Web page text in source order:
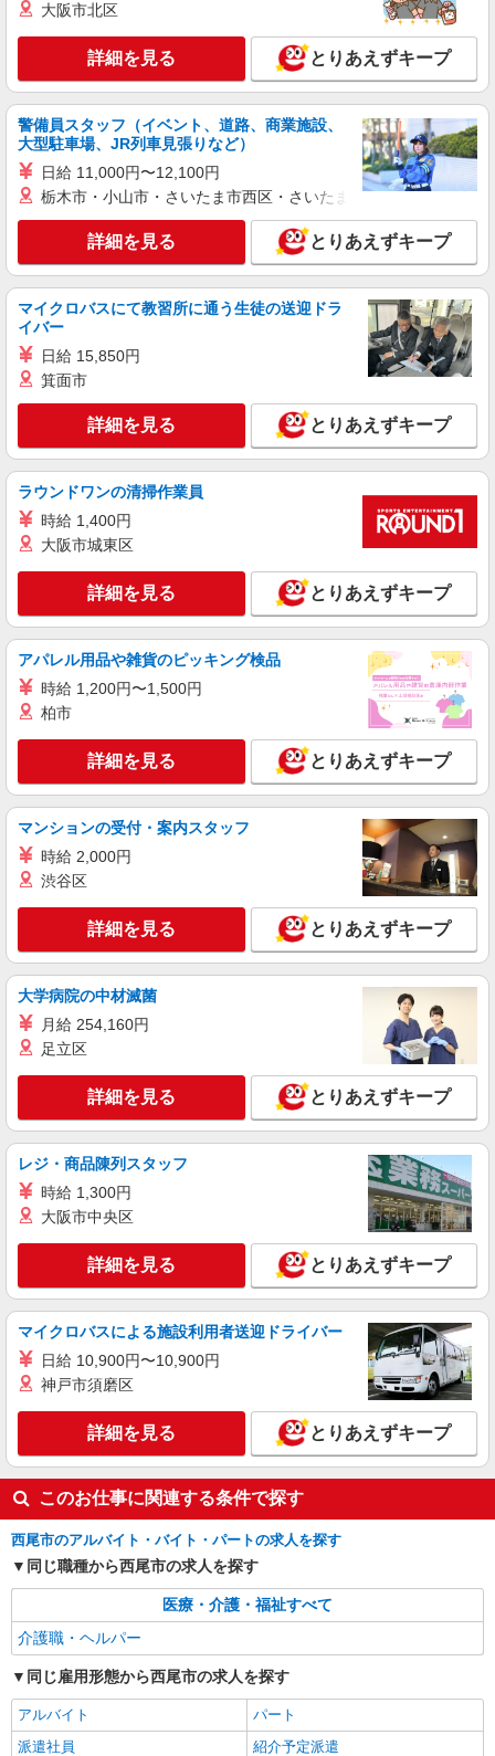
円〜 ◆初任者研修・経験者：時給1,500円〜 ◆介
護福祉士：時給1,600円〜 ※経験者は3ヶ月以上 ※
給与幅は経験・能力による ★週払いOK（規定あ
愛知県西尾市 【最寄駅】豊橋鉄道東田本線
「競輪場前」駅 ★勤務地は3000ヶ所以上★ 自宅
から通いやすいエリアなど、お好きな勤務地をお
選び下さい！！
キープ 詳細を見る
アルバイト パート 派遣社員 紹介予定派遣
日研トータルソーシング株式会社 メディカルケア事業部/知立オフィ
ス
未経験・無資格OKの介護スタッフ
時給1,350円〜1,600円 ★週払いOK（規定あ
り） ※給与幅は経験・能力による
愛知県西尾市 【最寄駅】豊橋鉄道渥美線「芦
原」駅 ★勤務地は3000ヶ所以上★ 自宅から通い
やすいエリアなど、お好きな勤務地をお選び下さ
キープ 詳細を見る
派遣社員
株式会社kotrio /●NG-H-2030728
毎日通うのが楽しみになる＊ホテルのような美
しいサ高住のSTAFF
時給1500円〜2125円 ＜日払い有/週払い有/交
キープ 詳細を見る
日研トータルソーシング株式会社 メディカルケア事業部/知立オフィ
ス
未経験・無資格OKの介護スタッフ
時給1,350円〜1,600円 ★週払いOK（規定あ
り） ※給与幅は経験・能力による
愛知県西尾市 【最寄駅】豊橋鉄道東田本線
「東八町」駅 ★勤務地は3000ヶ所以上★ 自宅か
ら通いやすいエリアなど、お好きな勤務地をお選
キープ 詳細を見る
アルバイト パート 派遣社員 紹介予定派遣
日研トータルソーシング株式会社 メディカルケア事業部/知立オフィ
ス
未経験・無資格OKの介護スタッフ
時給1,350円〜1,600円 ★週払いOK（規定あ
愛知県西尾市 【最寄駅】豊橋鉄道東田本線
から通いやすいエリアなど、お好きな勤務地をお
選び下さい！！
キープ 詳細を見る
アルバイト パート 派遣社員
日研トータルソーシング株式会社 メディカルケア事業部/知立オフィ
ス
未経験・無資格OKの介護スタッフ
時給1,350円〜1,600円 ★週払いOK（規定あ
り） ※給与幅は経験・能力による
愛知県西尾市 【最寄駅】豊橋鉄道渥美線「向
ケ丘」駅 ★勤務地は3000ヶ所以上★ 自宅から通
いやすいエリアなど、お好きな勤務地をお選び下
さい！！
キープ 詳細を見る
株式会社kotrio /●NG-H-1992512
[ 高収入 ]西尾駅近く【日収1.2万円】生活支援
員さん大募集！
時給1500円〜2125円 ＜日払い有/週払い有/交
通費全支給(ガソリン代含む)＞
西尾市
キープ 詳細を見る
アルバイト パート 派遣社員 紹介予定派遣
日研トータルソーシング株式会社 メディカルケア事業部/知立オフィ
ス
介護スタッフ／資格あり or 経験者
大阪市北区
詳細を見る とりあえずキープ
警備員スタッフ（イベント、道路、商業施設、
大型駐車場、JR列車見張りなど）
日給 11,000円〜12,100円
栃木市・小山市・さいたま市西区・さいたま市岩槻区・久喜市・
詳細を見る とりあえずキープ
マイクロバスにて教習所に通う生徒の送迎ドラ
イバー
日給 15,850円
箕面市
詳細を見る とりあえずキープ
ラウンドワンの清掃作業員
時給 1,400円
大阪市城東区
詳細を見る とりあえずキープ
アパレル用品や雑貨のピッキング検品
時給 1,200円〜1,500円
柏市
詳細を見る とりあえずキープ
マンションの受付・案内スタッフ
時給 2,000円
渋谷区
詳細を見る とりあえずキープ
大学病院の中材滅菌
月給 254,160円
足立区
詳細を見る とりあえずキープ
レジ・商品陳列スタッフ
時給 1,300円
大阪市中央区
詳細を見る とりあえずキープ
マイクロバスによる施設利用者送迎ドライバー
日給 10,900円〜10,900円
神戸市須磨区
詳細を見る とりあえずキープ
このお仕事に関連する条件で探す
西尾市のアルバイト・バイト・パートの求人を探す
同じ職種から西尾市の求人を探す
医療・介護・福祉すべて
介護職・ヘルパー
同じ雇用形態から西尾市の求人を探す
アルバイト
パート
派遣社員
紹介予定派遣